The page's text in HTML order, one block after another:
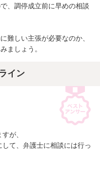
、調停成立前に早めの相談
難しい主張が必要なのか、
ましょう。
イン
が、
て、弁護士に相談には行っ